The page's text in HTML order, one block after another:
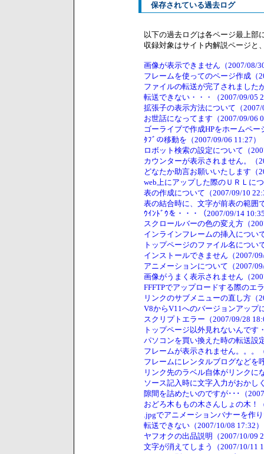
保存されている過去ログ
以下の過去ログは各ページ最上部
収録対象はサイト内解説ページと
画像が表示できません（2007/08/
フレームを使ってのページ作成（
ファイルの転送が完了されました
転送できない・・・（2007/09/05
拡張子の表示方法について（2007/
お世話になってます（2007/09/06
ゴーライブで作成HPをホームペ
ﾀﾌﾞの移動を（2007/09/06 11:27）
ロボット検索の設定について（
カウンターが表示されません。（
どなたか助言お願いいたします（
web上にアップした際のＵＲＬに
表の作成について（2007/09/10
表の結合時に、文字が前表の範囲
ｳｲﾝﾄﾞｳを・・・（2007/09/14
スクロールバーの色の変え方（
インラインフレームの挿入につい
トップページのファイル名につい
インストールできません（2007/
アニメーションについて（2007/
画像がうまく表示されません（
FFFTPでアップロードする際のエ
リンクのサブメニューの直し方（
V8からV11へのバージョンアップ
スクリプトエラー（2007/09/28
トップページ以外見れないんです
パソコンを買い換えた時の転送設
フレームが表示されません。。。
フレームにレンタルブログなどを
リンク先のラベル自体がリンクに
ソース記入時に文字入力がおかし
隙間を詰めたいのですが･･･（
おどろ木ももの木さんしょの木！
.jpgでアニメーションバナーを作
転送できない（2007/10/08 17:32）
ヤフオクの出品説明（2007/10/09
文字が消えてしまう（2007/10/11